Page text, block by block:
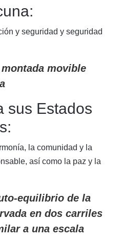
y seguridad y seguridad
movible
sus Estados
la comunidad y la
así como la paz y la
equilibrio de la
en dos carriles
a una escala